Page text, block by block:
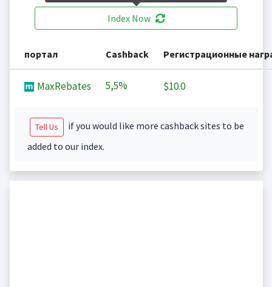
Index Now
портал Cashback Регистрационные
MaxRebates 5,5% $10.0
Tell Us
if you would like more cashback sites to be
added to our index.